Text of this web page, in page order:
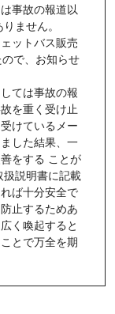
事故の報道以
ません。
ットバス販売
で、お知らせ
ては事故の報
を重く受け止
けているメー
した結果、一
をする ことが
説明書に記載
ば十分安全で
止するためあ
く喚起すると
とで万全を期